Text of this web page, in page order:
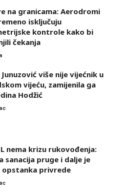
na granicama: Aerodromi
isključuju
kontrole kako bi
čekanja
Junuzović više nije vijećnik u
vijeću, zamijenila ga
Hodžić
nema krizu rukovođenja:
sanacija pruge i dalje je
opstanka privrede